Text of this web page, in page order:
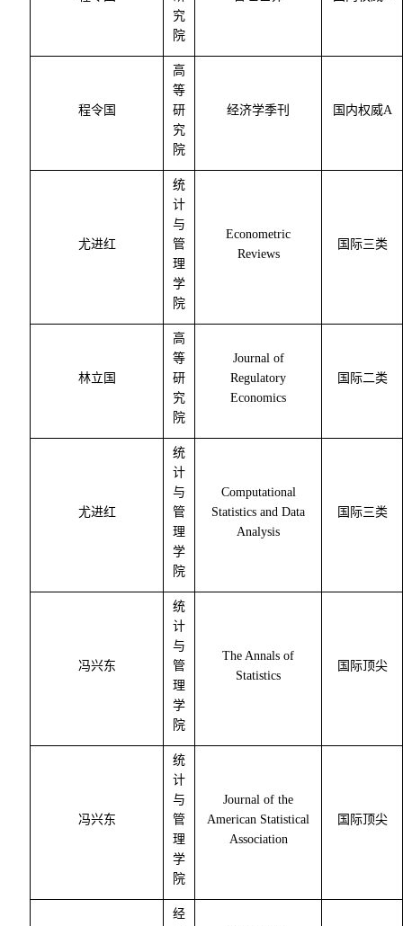
究
院
程令国
高
等
研
究
院
经济学季刊 国内权威A
尤进红
统
计
与
管
理
学
院
Econometric
Reviews
国际三类
林立国
高
等
研
究
院
Journal of
Regulatory
Economics
国际二类
尤进红
统
计
与
管
理
学
院
Computational
Statistics and Data
Analysis
国际三类
冯兴东
统
计
与
管
理
学
院
The Annals of
Statistics
国际顶尖
冯兴东
统
计
与
管
理
学
院
Journal of the
American Statistical
Association
国际顶尖
经